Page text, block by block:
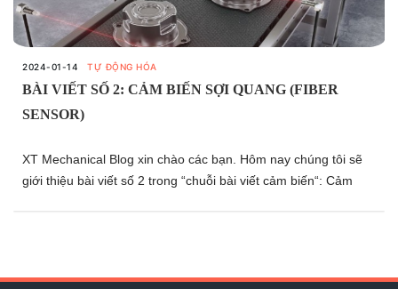
2024-01-14 TỰ ĐỘNG HÓA
BÀI VIẾT SỐ 2: CẢM BIẾN SỢI QUANG (FIBER
SENSOR)
XT Mechanical Blog xin chào các bạn. Hôm nay chúng tôi sẽ
giới thiệu bài viết số 2 trong “chuỗi bài viết cảm biến“: Cảm